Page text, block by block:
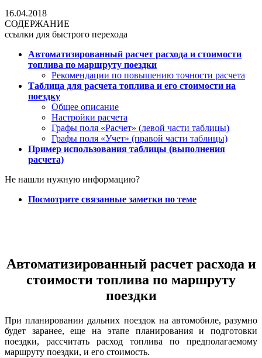
16.04.2018
СОДЕРЖАНИЕ
ссылки для быстрого перехода
Автоматизированный расчет расхода и стоимости
топлива по маршруту поездки
Рекомендации по повышению точности расчета
Таблица для расчета топлива и его стоимости на
поездку
Общее описание
Настройки расчета
Графы поля «Расчет» (левой части таблицы)
Графы поля «Учет» (правой части таблицы)
Пример использования таблицы (выполнения
расчета)
Не нашли нужную информацию?
Посмотрите связанные заметки по теме
Автоматизированный расчет расхода и
стоимости топлива по маршруту
поездки
При планировании дальних поездок на автомобиле, разумно
будет заранее, еще на этапе планирования и подготовки
поездки, рассчитать расход топлива по предполагаемому
маршруту поездки, и его стоимость.